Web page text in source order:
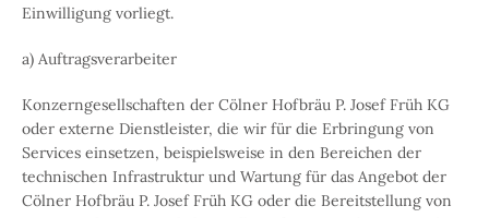
Einwilligung vorliegt.
a) Auftragsverarbeiter
Konzerngesellschaften der Cölner Hofbräu P. Josef Früh KG
oder externe Dienstleister, die wir für die Erbringung von
Services einsetzen, beispielsweise in den Bereichen der
technischen Infrastruktur und Wartung für das Angebot der
Cölner Hofbräu P. Josef Früh KG oder die Bereitstellung von